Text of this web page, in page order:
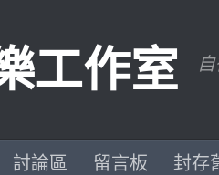
工作室
討論區 留言板 封存